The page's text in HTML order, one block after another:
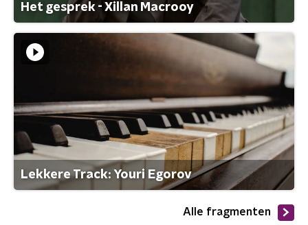
Het gesprek - Xillan Macrooy
Lekkere Track: Youri Egorov
Alle fragmenten